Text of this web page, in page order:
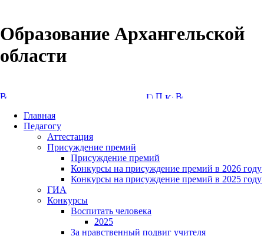
Образование Архангельской
области
Главная
Педагогу
Аттестация
Присуждение премий
Присуждение премий
Конкурсы на присуждение премий в 2026 году
Конкурсы на присуждение премий в 2025 году
ГИА
Конкурсы
Воспитать человека
2025
За нравственный подвиг учителя